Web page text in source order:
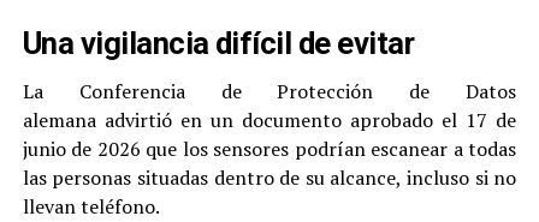
Una vigilancia difícil de evitar
La Conferencia de Protección de Datos
alemana advirtió en un documento aprobado el 17 de
junio de 2026 que los sensores podrían escanear a todas
las personas situadas dentro de su alcance, incluso si no
llevan teléfono.